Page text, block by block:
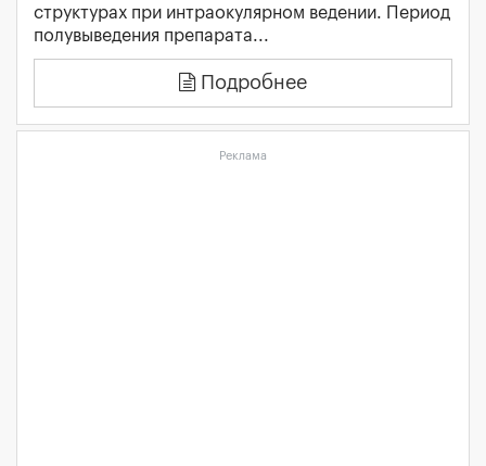
структурах при интраокулярном ведении. Период
полувыведения препарата...
Подробнее
Реклама